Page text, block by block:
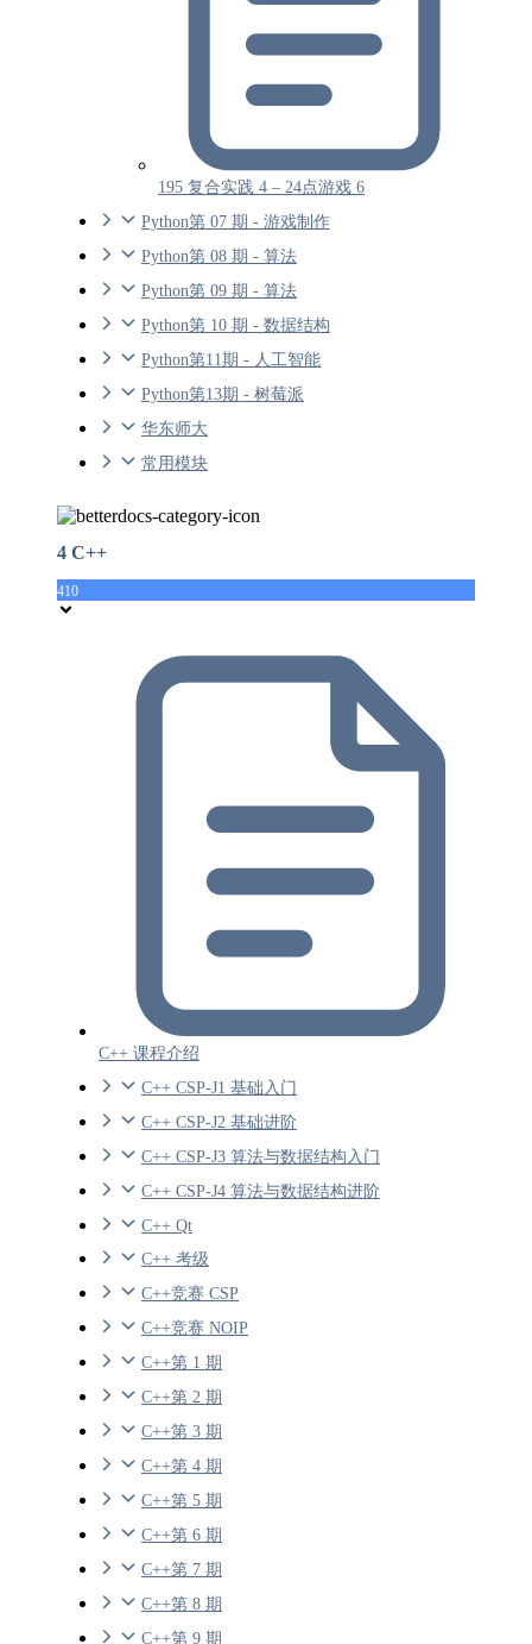
195 复合实践 4 – 24点游戏 6
Python第 07 期 - 游戏制作
Python第 08 期 - 算法
Python第 09 期 - 算法
Python第 10 期 - 数据结构
Python第11期 - 人工智能
Python第13期 - 树莓派
华东师大
常用模块
4 C++
410
C++ 课程介绍
C++ CSP-J1 基础入门
C++ CSP-J2 基础进阶
C++ CSP-J3 算法与数据结构入门
C++ CSP-J4 算法与数据结构进阶
C++ Qt
C++ 考级
C++竞赛 CSP
C++竞赛 NOIP
C++第 1 期
C++第 2 期
C++第 3 期
C++第 4 期
C++第 5 期
C++第 6 期
C++第 7 期
C++第 8 期
C++第 9 期